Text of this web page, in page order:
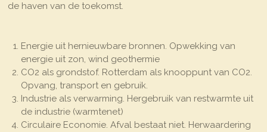
de haven van de toekomst.
Energie uit hernieuwbare bronnen. Opwekking van
energie uit zon, wind geothermie
CO2 als grondstof. Rotterdam als knooppunt van CO2.
Opvang, transport en gebruik.
Industrie als verwarming. Hergebruik van restwarmte uit
de industrie (warmtenet)
Circulaire Economie. Afval bestaat niet. Herwaardering